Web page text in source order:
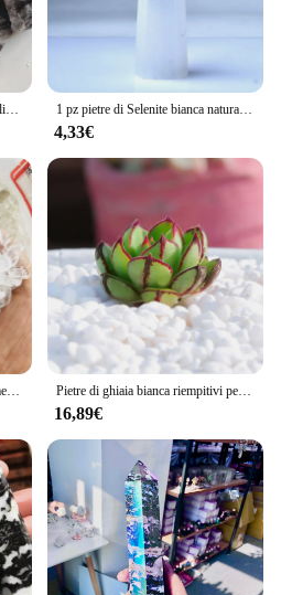
1 pz pietre di Selenite bianca naturale punto di cristallo bacchetta pietra curativa minerale energetico artigianato minerale decorazione della casa torre di Chakra al quarzo
4,33€
Pietre di ghiaia bianca riempitivi per vasi ornamenti da giardino in pietra decorativa in vaso regalo di ornamento di natale
16,89€